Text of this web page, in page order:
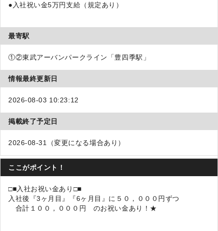
●入社祝い金5万円支給（規定あり）
最寄駅
①②東武アーバンパークライン「豊四季駅」
情報最終更新日
2026-08-03 10:23:12
掲載終了予定日
2026-08-31（変更になる場合あり）
ここがポイント！
□■入社お祝い金あり□■
入社後『3ヶ月目』『6ヶ月目』に５０，０００円ずつ
合計１００，０００円 のお祝い金あり！★